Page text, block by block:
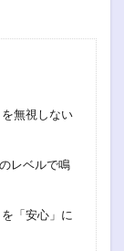
無視しない
レベルで鳴
「安心」に